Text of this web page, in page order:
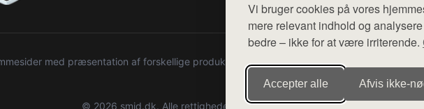
Vi bruger cookies på vores
mere relevant indhold og
bedre – ikke for at være irriterende.
Accepter alle Afvis
med præsentation af forskellige produkter fra diverse webshops. Der sælges ikke
© 2026 smid.dk. Alle rettigheder forbeholdes.